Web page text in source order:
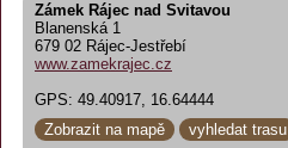
Zámek Rájec nad Svitavou
Blanenská 1
679 02 Rájec-Jestřebí
www.zamekrajec.cz
GPS: 49.40917, 16.64444
Zobrazit na mapě
vyhledat trasu